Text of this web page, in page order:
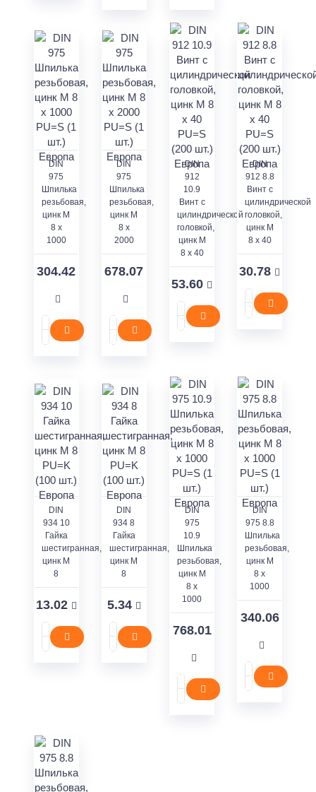
DIN
975
Шпилька
резьбовая,
цинк M
8 x
1000
304.42
DIN
975
Шпилька
резьбовая,
цинк M
8 x
2000
678.07
DIN
912
10.9
Винт с
цилиндрической
головкой,
цинк M
8 x 40
53.60
DIN
912 8.8
Винт с
цилиндрической
головкой,
цинк M
8 x 40
30.78
DIN
934 10
Гайка
шестигранная,
цинк M
8
13.02
DIN
934 8
Гайка
шестигранная,
цинк M
8
5.34
DIN
975
10.9
Шпилька
резьбовая,
цинк M
8 x
1000
768.01
DIN
975 8.8
Шпилька
резьбовая,
цинк M
8 x
1000
340.06